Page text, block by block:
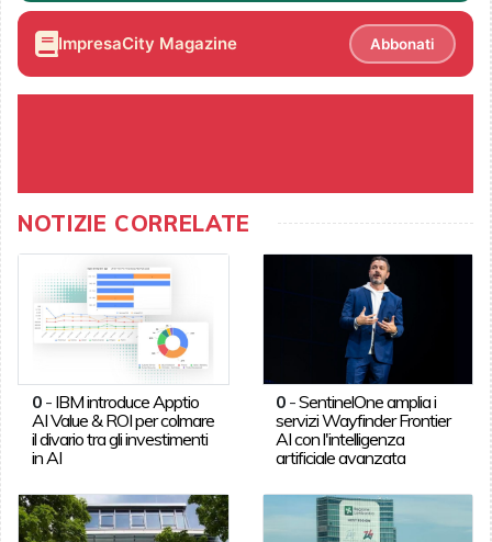
ImpresaCity Magazine Abbonati
NOTIZIE CORRELATE
0- IBM introduce Apptio
AI Value & ROI per colmare
il divario tra gli investimenti
in AI
0 -SentinelOne amplia i
servizi Wayfinder Frontier
AI con l'intelligenza
artificiale avanzata